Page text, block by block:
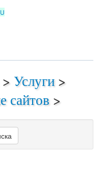
> Услуги >
сайтов >